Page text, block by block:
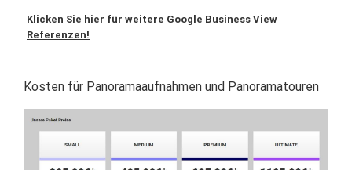
Klicken Sie hier für weitere Google Business View
Referenzen!
Kosten für Panoramaaufnahmen und Panoramatouren